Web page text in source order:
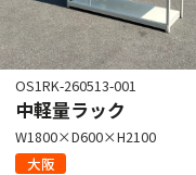
OS1RK-260513-001
中軽量ラック
W1800×D600×H2100
大阪